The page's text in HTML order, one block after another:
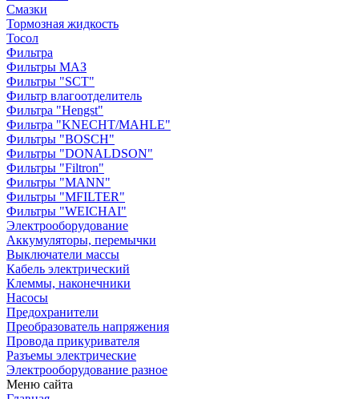
Смазки
Тормозная жидкость
Тосол
Фильтра
Фильтры МАЗ
Фильтры "SCT"
Фильтр влагоотделитель
Фильтра "Hengst"
Фильтра "KNECHT/MAHLE"
Фильтры "BOSCH"
Фильтры "DONALDSON"
Фильтры "Filtron"
Фильтры "MANN"
Фильтры "MFILTER"
Фильтры "WEICHAI"
Электрооборудование
Аккумуляторы, перемычки
Выключатели массы
Кабель электрический
Клеммы, наконечники
Насосы
Предохранители
Преобразователь напряжения
Провода прикуривателя
Разъемы электрические
Электрооборудование разное
Меню сайта